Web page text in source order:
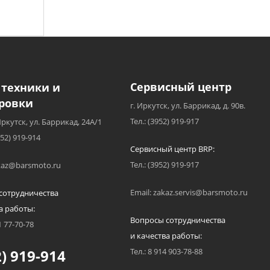
и
ул. Баррикад, 24А/1
919-914
работы:
77-70-78
919-914
Сервисный центр
г. Иркутск, ул. Баррикад, д. 90в.
Тел.: (3952) 919-917
Сервисный центр BRP:
Тел.: (3952) 919-917
Email: zakaz.servis@barsmoto.ru
Вопросы сотрудничества
и качества работы:
Тел.: 8 914 903-78-88